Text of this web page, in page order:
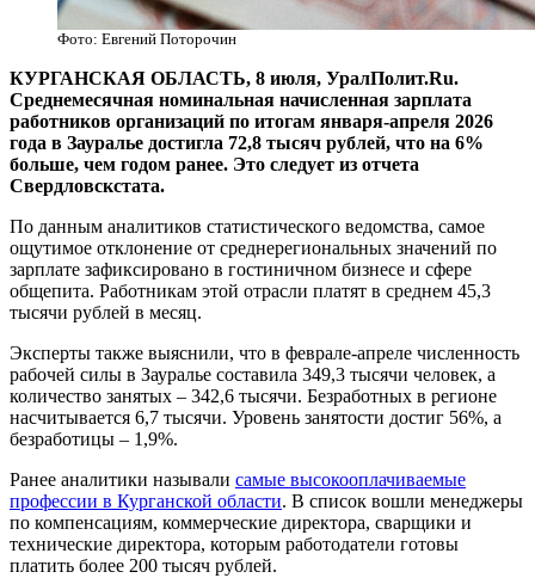
Фото: Евгений Поторочин
КУРГАНСКАЯ ОБЛАСТЬ, 8 июля, УралПолит.Ru.
Среднемесячная номинальная начисленная зарплата
работников организаций по итогам января-апреля 2026
года в Зауралье достигла 72,8 тысяч рублей, что на 6%
больше, чем годом ранее. Это следует из отчета
Свердловскстата.
По данным аналитиков статистического ведомства, самое
ощутимое отклонение от среднерегиональных значений по
зарплате зафиксировано в гостиничном бизнесе и сфере
общепита. Работникам этой отрасли платят в среднем 45,3
тысячи рублей в месяц.
Эксперты также выяснили, что в феврале-апреле численность
рабочей силы в Зауралье составила 349,3 тысячи человек, а
количество занятых – 342,6 тысячи. Безработных в регионе
насчитывается 6,7 тысячи. Уровень занятости достиг 56%, а
безработицы – 1,9%.
Ранее аналитики называли самые высокооплачиваемые
профессии в Курганской области. В список вошли менеджеры
по компенсациям, коммерческие директора, сварщики и
технические директора, которым работодатели готовы
платить более 200 тысяч рублей.